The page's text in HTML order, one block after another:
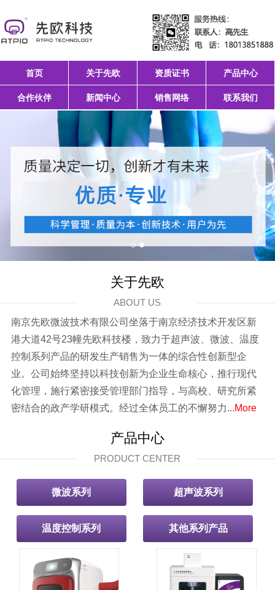
首页 关于先欧 资质证书 产品中心
合作伙伴 新闻中心 销售网络 联系我们
关于先欧
ABOUT US
南京先欧微波技术有限公司坐落于南京经济技术开发区新
港大道42号23幢先欧科技楼，致力于超声波、微波、温度
控制系列产品的研发生产销售为一体的综合性创新型企
业。公司始终坚持以科技创新为企业生命核心，推行现代
化管理，施行紧密接受管理部门指导，与高校、研究所紧
密结合的政产学研模式。经过全体员工的不懈努力...More
产品中心
PRODUCT CENTER
微波系列 超声波系列
温度控制系列 其他系列产品